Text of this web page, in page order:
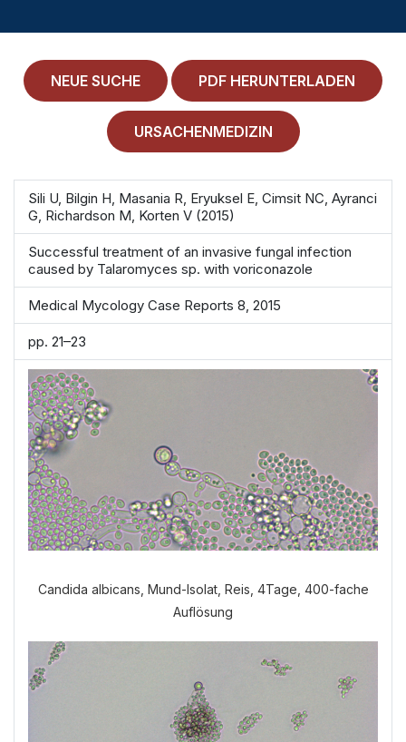
IMPRESSUM
ALLGEMEINE GESCHÄFTSBEDINGUNGEN
NORMAMED SERVICE
Ärztehaus Mitte,In den Ministergärten 1,
10117 Berlin
49 30 212 34 36 300
service@normamed.com
NEUE SUCHE PDF HERUNTERLADEN
URSACHENMEDIZIN
Sili U, Bilgin H, Masania R, Eryuksel E, Cimsit NC, Ayranci
G, Richardson M, Korten V (2015)
Successful treatment of an invasive fungal infection
caused by Talaromyces sp. with voriconazole
Medical Mycology Case Reports 8, 2015
pp. 21–23
Candida albicans, Mund-Isolat, Reis, 4Tage, 400-fache
Auflösung